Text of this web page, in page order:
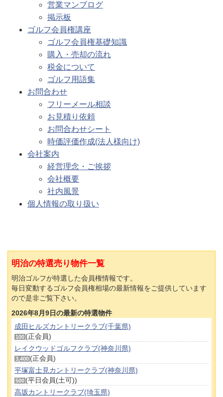
営業マンブログ
掲示板
ゴルフ会員権講座
ゴルフ会員権基礎知識
購入・売却の流れ
税金について
ゴルフ用語集
お問合わせ
フリーメール相談
お見積り依頼
お問合わせシート
時価評価作成(法人様向け)
会社案内
経営理念・ご挨拶
会社概要
社内風景
個人情報の取り扱い
明治の特選売り物件一覧
明治ゴルフが特選した会員権情報です。
毎日変動するゴルフ会員権相場の最新情報をご提供しています
ので是非ご覧下さい。
2026年8月9日の最新の特選物件
成田ヒルズカントリークラブ(千葉県)
100 (正会員)
レイクウッドゴルフクラブ(神奈川県)
3,400 (正会員)
平塚富士見カントリークラブ(神奈川県)
500 (平日会員(土可))
高坂カントリークラブ(埼玉県)